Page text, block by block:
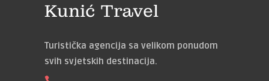
Kunić Travel
Turistička agencija sa velikom ponudom
svih svjetskih destinacija.